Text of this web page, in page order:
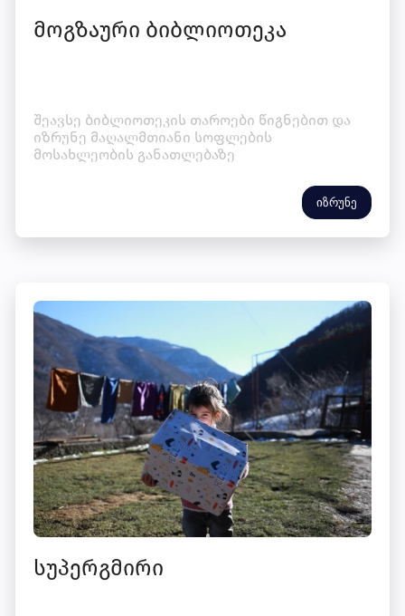
მოგზაური ბიბლიოთეკა
შეავსე ბიბლიოთეკის თაროები წიგნებით და
იზრუნე მაღალმთიანი სოფლების
მოსახლეობის განათლებაზე
იზრუნე
სუპერგმირი